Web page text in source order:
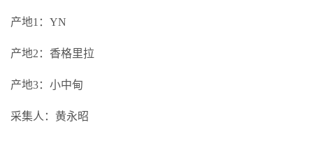
产地1：YN
产地2：香格里拉
产地3：小中甸
采集人：黄永昭